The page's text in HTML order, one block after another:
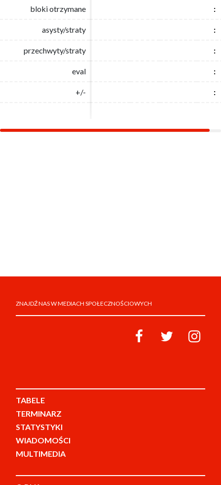
bloki otrzymane :
asysty/straty :
przechwyty/straty :
eval :
+/- :
bloki otrzymane :
asysty/straty :
przechwyty/straty :
eval :
+/- :
ZNAJDŹ NAS W MEDIACH SPOŁECZNOŚCIOWYCH
TABELE
TERMINARZ
STATYSTYKI
WIADOMOŚCI
MULTIMEDIA